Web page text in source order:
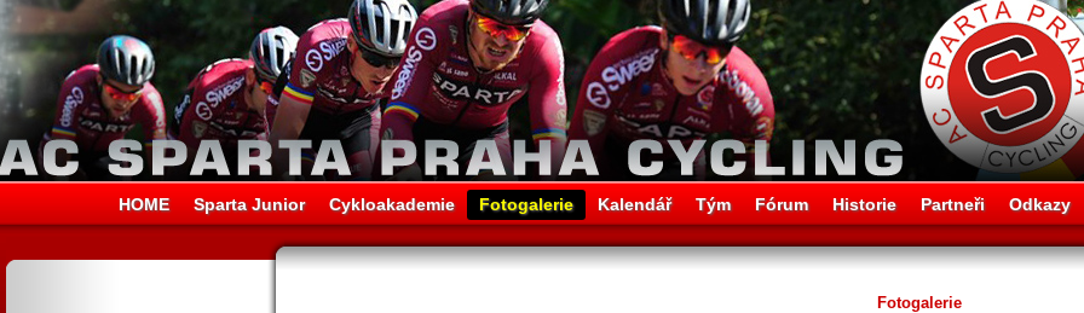
HOME Sparta Junior Cykloakademie Fotogalerie Kalendář Tým Fórum Historie Partneři Odkazy
Fotogalerie